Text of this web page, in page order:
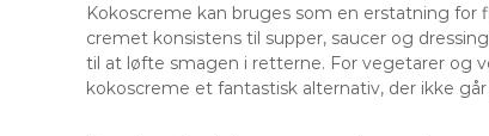
Kokoscreme kan bruges som en erstatning
cremet konsistens til supper, saucer og
til at løfte smagen i retterne. For vegetarer og
kokoscreme et fantastisk alternativ, der ikke